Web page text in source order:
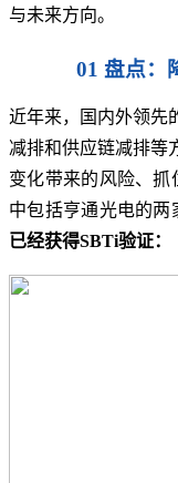
与未来方向。
01 盘点：
近年来，国内外领先
减排和供应链减排等
变化带来的风险、
中包括亨通光电的两
已经获得SBTi验证：